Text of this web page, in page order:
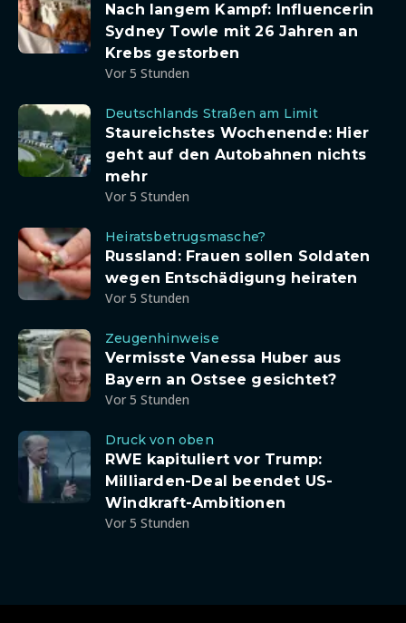
Nach langem Kampf: Influencerin
Sydney Towle mit 26 Jahren an
Krebs gestorben
Vor 5 Stunden
Deutschlands Straßen am Limit
Staureichstes Wochenende: Hier
geht auf den Autobahnen nichts
mehr
Vor 5 Stunden
Heiratsbetrugsmasche?
Russland: Frauen sollen Soldaten
wegen Entschädigung heiraten
Vor 5 Stunden
Zeugenhinweise
Vermisste Vanessa Huber aus
Bayern an Ostsee gesichtet?
Vor 5 Stunden
Druck von oben
RWE kapituliert vor Trump:
Milliarden-Deal beendet US-
Windkraft-Ambitionen
Vor 5 Stunden